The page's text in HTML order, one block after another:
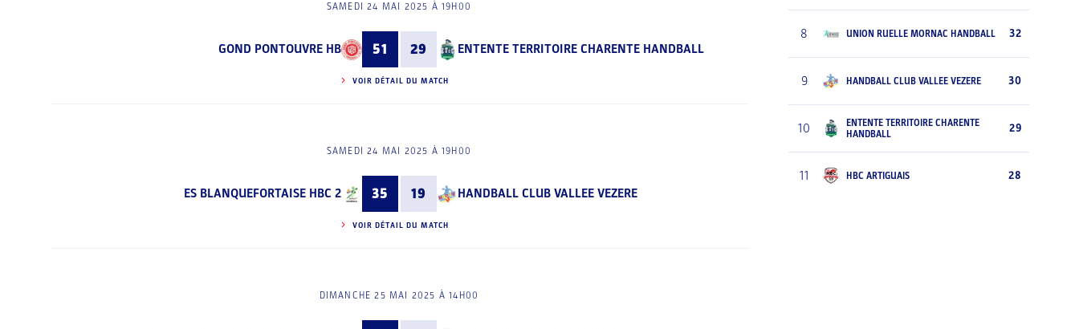
SAMEDI 24 MAI 2025 À 19H00
GOND PONTOUVRE HB 51 29 ENTENTE TERRITOIRE CHARENTE HANDBALL
VOIR DÉTAIL DU MATCH
SAMEDI 24 MAI 2025 À 19H00
ES BLANQUEFORTAISE HBC 2 35 19 HANDBALL CLUB VALLEE VEZERE
VOIR DÉTAIL DU MATCH
DIMANCHE 25 MAI 2025 À 14H00
8 UNION RUELLE MORNAC HANDBALL 32
9 HANDBALL CLUB VALLEE VEZERE 30
10
ENTENTE TERRITOIRE CHARENTE
HANDBALL
29
11 HBC ARTIGUAIS 28